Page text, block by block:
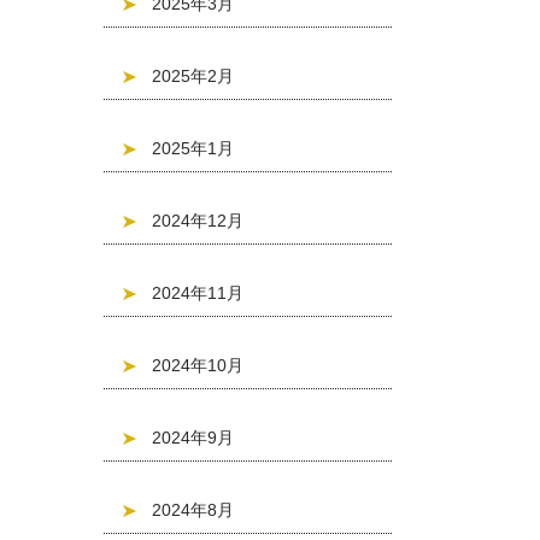
2025年2月
2025年1月
2024年12月
2024年11月
2024年10月
2024年9月
2024年8月